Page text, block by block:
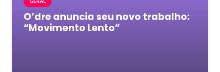
O’dre anuncia seu novo trabalho:
“Movimento Lento”